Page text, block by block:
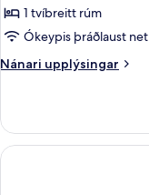
að
hluta
-
1
tvíbreitt
rúm
að
hluta
1 tvíbreitt rúm
Ókeypis þráðlaust net
Nánari upplýsingar
Nánari
herbergi
1